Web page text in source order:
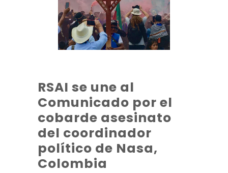
RSAI se une al
Comunicado por el
cobarde asesinato
del coordinador
político de Nasa,
Colombia